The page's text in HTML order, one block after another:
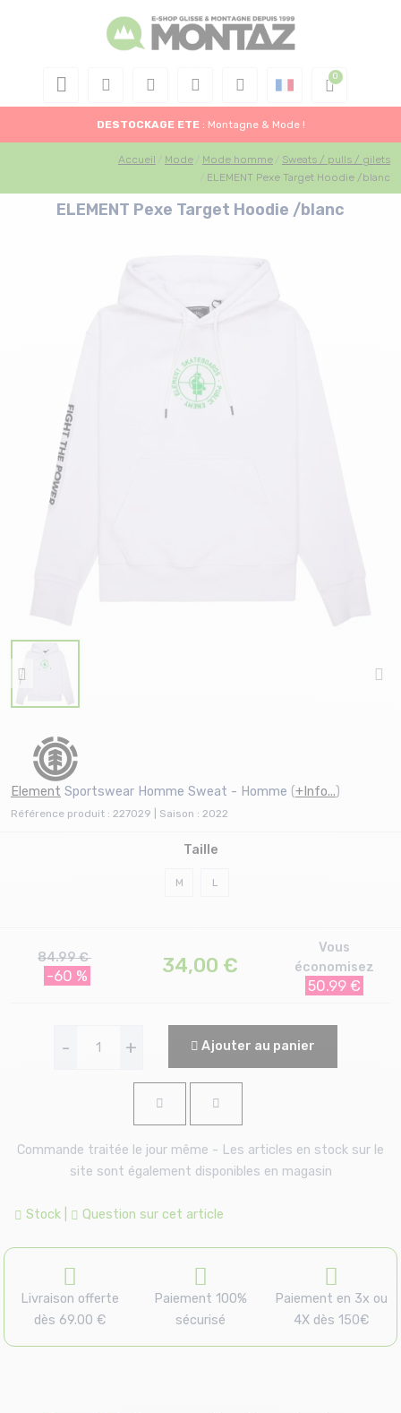
DESTOCKAGE ETE : Montagne & Mode !
Accueil Mode Mode homme
Sweats / pulls / gilets
ELEMENT Pexe Target Hoodie /blanc
ELEMENT Pexe Target Hoodie /blanc
Element Sportswear Homme Sweat - Homme (+Info...)
Référence produit : 227029 | Saison : 2022
Taille
M L
84.99 €
-60 % 34,00 €
Vous
économisez
50.99 €
- + Ajouter au panier
Commande traitée le jour même - Les articles en stock sur le
site sont également disponibles en magasin
Stock Question sur cet article
Livraison offerte
dès 69.00 €
Paiement 100%
sécurisé
Paiement en 3x ou
4X dès 150€